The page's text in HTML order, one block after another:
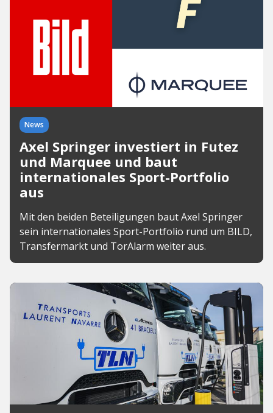
News
Axel Springer investiert in Futez
und Marquee und baut
internationales Sport-Portfolio
aus
Mit den beiden Beteiligungen baut Axel Springer
sein internationales Sport-Portfolio rund um BILD,
Transfermarkt und TorAlarm weiter aus.